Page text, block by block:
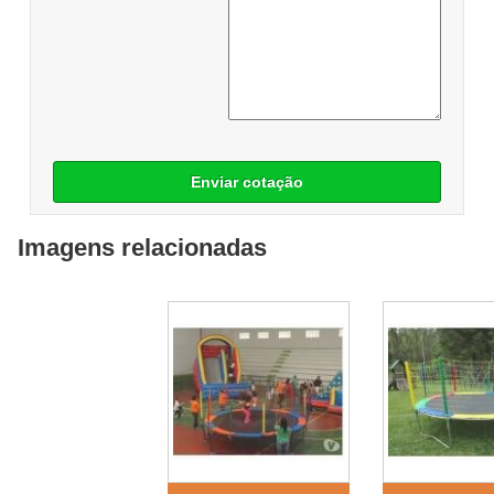
Enviar cotação
Imagens relacionadas